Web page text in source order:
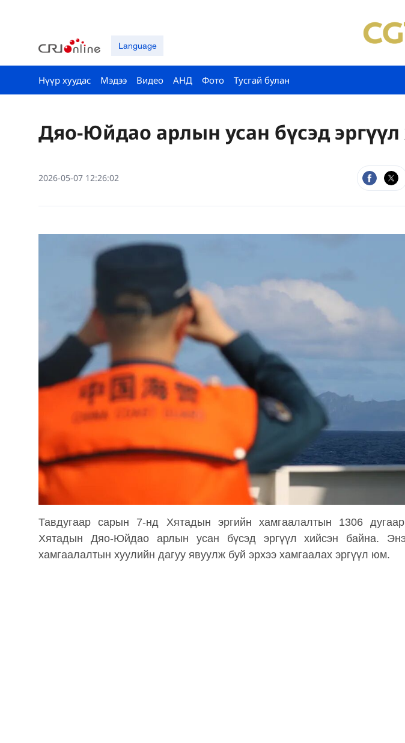
Language
Нүүр хуудас Мэдээ Видео АНД Фото Тусгай булан
Дяо-Юйдао арлын усан бүсэд
2026-05-07 12:26:02
Тавдугаар сарын 7-нд Хятадын эргийн хамгаалалтын 1306
Хятадын Дяо-Юйдао арлын усан бүсэд эргүүл хийсэн байна.
хамгаалалтын хуулийн дагуу явуулж буй эрхээ хамгаалах эргүүл юм.